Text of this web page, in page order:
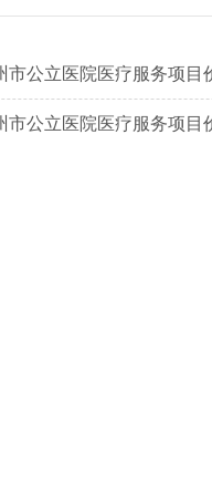
市公立医院医疗服务项目
市公立医院医疗服务项目